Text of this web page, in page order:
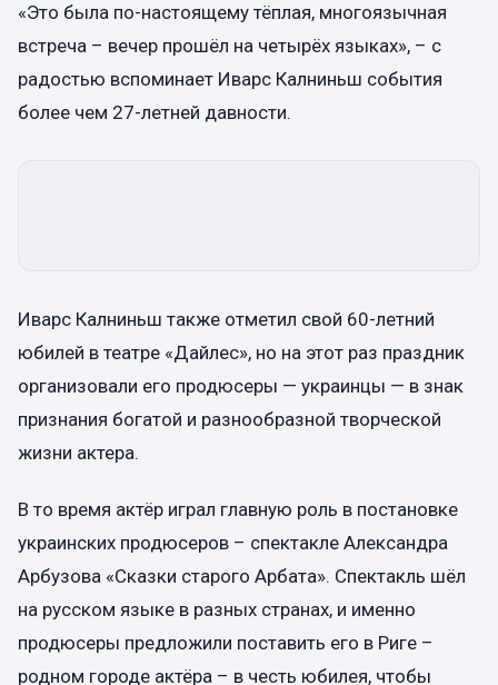
«Это была по-настоящему тёплая, многоязычная
встреча – вечер прошёл на четырёх языках», – с
радостью вспоминает Иварс Калниньш события
более чем 27-летней давности.
Иварс Калниньш также отметил свой 60-летний
юбилей в театре «Дайлес», но на этот раз праздник
организовали его продюсеры — украинцы — в знак
признания богатой и разнообразной творческой
жизни актера.
В то время актёр играл главную роль в постановке
украинских продюсеров – спектакле Александра
Арбузова «Сказки старого Арбата». Спектакль шёл
на русском языке в разных странах, и именно
продюсеры предложили поставить его в Риге –
родном городе актёра – в честь юбилея, чтобы